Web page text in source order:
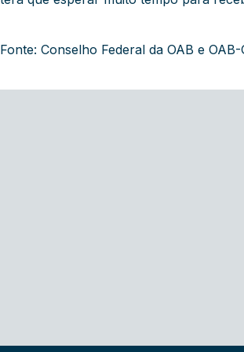
Fonte: Conselho Federal da OAB e OAB-